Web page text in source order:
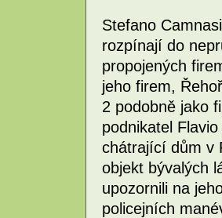
Stefano
rozpínají do
propojených
jeho firem,
2 podobně jako
podnikatel
chátrající dům v
objekt bývalých
upozornili na
policejních